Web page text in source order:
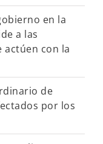
en la
a las
actúen con la
de
por los